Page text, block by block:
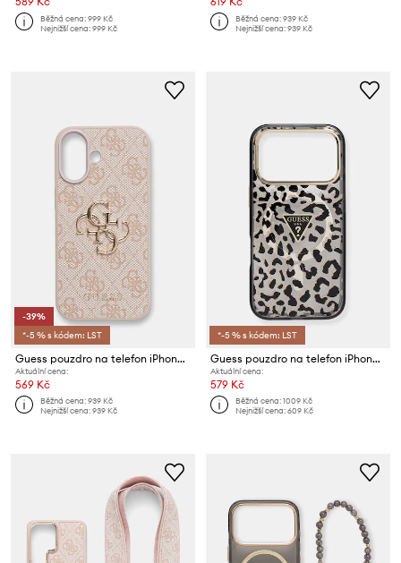
Běžná cena:999 Kč
Nejnižší cena:999 Kč
Běžná cena:939 Kč
Nejnižší cena:939 Kč
-39%
*-5 % s kódem: LST
Guess pouzdro na telefon iPhone 17
Aktuální cena:
569 Kč
Běžná cena:939 Kč
Nejnižší cena:939 Kč
*-5 % s kódem: LST
Guess pouzdro na telefon iPhone 17 Pro
Aktuální cena:
579 Kč
Běžná cena:1009 Kč
Nejnižší cena:609 Kč